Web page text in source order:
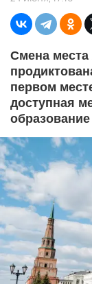
Смена места
первом
доступная